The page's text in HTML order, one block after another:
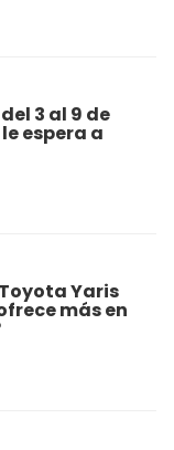
3 al 9 de
espera a
Yaris
más en